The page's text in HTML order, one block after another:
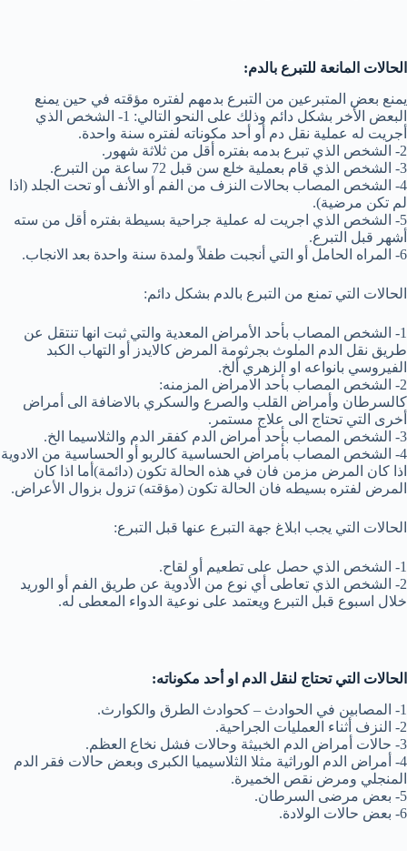
الحالات المانعة للتبرع بالدم:
يمنع بعض المتبرعين من التبرع بدمهم لفتره مؤقته في حين يمنع
البعض الأخر بشكل دائم وذلك على النحو التالي: 1- الشخص الذي
أجريت له عملية نقل دم أو أحد مكوناته لفتره سنة واحدة.
2- الشخص الذي تبرع بدمه بفتره أقل من ثلاثة شهور.
3- الشخص الذي قام بعملية خلع سن قبل 72 ساعة من التبرع.
4- الشخص المصاب بحالات النزف من الفم أو الأنف أو تحت الجلد (اذا
لم تكن مرضية).
5- الشخص الذي اجريت له عملية جراحية بسيطة بفتره أقل من سته
أشهر قبل التبرع.
6- المراه الحامل أو التي أنجبت طفلاً ولمدة سنة واحدة بعد الانجاب.
الحالات التي تمنع من التبرع بالدم بشكل دائم:
1- الشخص المصاب بأحد الأمراض المعدية والتي ثبت انها تنتقل عن
طريق نقل الدم الملوث بجرثومة المرض كالايدز أو التهاب الكبد
الفيروسي بانواعه او الزهري ألخ.
2- الشخص المصاب بأحد الامراض المزمنه:
كالسرطان وأمراض القلب والصرع والسكري بالاضافة الى أمراض
أخرى التي تحتاج الى علاج مستمر.
3- الشخص المصاب بأحد أمراض الدم كفقر الدم والثلاسيما الخ.
4- الشخص المصاب بأمراض الحساسية كالربو أو الحساسية من الادوية
اذا كان المرض مزمن فان في هذه الحالة تكون (دائمة)أما اذا كان
المرض لفتره بسيطه فان الحالة تكون (مؤقته) تزول بزوال الأعراض.
الحالات التي يجب ابلاغ جهة التبرع عنها قبل التبرع:
1- الشخص الذي حصل على تطعيم أو لقاح.
2- الشخص الذي تعاطى أي نوع من الأدوية عن طريق الفم أو الوريد
خلال اسبوع قبل التبرع ويعتمد على نوعية الدواء المعطى له.
الحالات التي تحتاج لنقل الدم او أحد مكوناته:
1- المصابين في الحوادث – كحوادث الطرق والكوارث.
2- النزف أثناء العمليات الجراحية.
3- حالات أمراض الدم الخبيثة وحالات فشل نخاع العظم.
4- أمراض الدم الوراثية مثلا الثلاسيميا الكبرى وبعض حالات فقر الدم
المنجلي ومرض نقص الخميرة.
5- بعض مرضى السرطان.
6- بعض حالات الولادة.